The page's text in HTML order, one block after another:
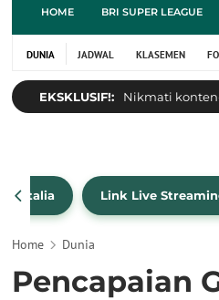
HOME BRI SUPER LEAGUE
DUNIA JADWAL KLASEMEN
EKSKLUSIF!: Nikmati
Liga Italia Link Live
Home Dunia
Pencapaian